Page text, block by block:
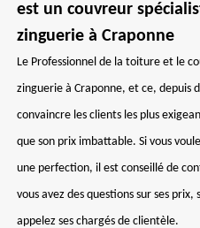
est un couvreur
zinguerie à Craponne
Le Professionnel de la toiture et le
zinguerie à Craponne, et ce, depuis
convaincre les clients les plus
que son prix imbattable. Si vous
une perfection, il est conseillé de
vous avez des questions sur ses prix,
appelez ses chargés de clientèle.